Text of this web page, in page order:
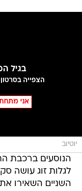
בגיל
הצפייה בסרטון
אני מתחת
יוטיוב
הנוסעים ברכבת
לגלות זוג עושה
השניים השאירו